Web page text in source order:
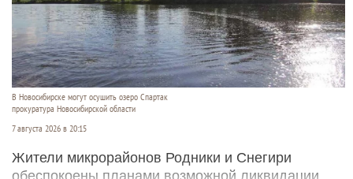
В Новосибирске могут осушить озеро Спартак
прокуратура Новосибирской области
7 августа 2026 в 20:15
Жители микрорайонов Родники и Снегири